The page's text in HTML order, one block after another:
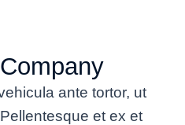
ante tortor, ut
et ex et